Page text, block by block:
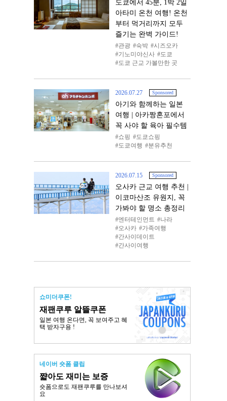
도쿄에서 45분, 1박 2일
아타미 온천 여행! 온천
부터 먹거리까지 모두
즐기는 완벽 가이드!
관광 숙박
시즈오카
기노미야신사
도쿄
도쿄 근교 가볼만한 곳
2026.07.27 Sponsored
아기와 함께하는 일본
여행 | 아카짱혼포에서
꼭 사야 할 육아 필수템
쇼핑
도쿄쇼핑
도쿄여행
분유추천
2026.07.15 Sponsored
오사카 근교 여행 추천 |
이코마산조 유원지, 꼭
가봐야 할 명소 총정리
엔터테인먼트
나라
오사카
가족여행
간사이데이트
간사이여행
쇼미더쿠폰!
재팬쿠루 알뜰쿠폰
일본 여행 온다면, 꼭 보여주고 혜
택 받자구용 !
네이버 숏폼 클립
쨟아도 재미는 보증
숏폼으로도 재팬쿠루를 만나보셔
요